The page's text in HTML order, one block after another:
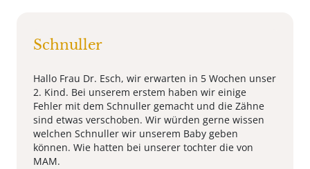
Schnuller
Hallo Frau Dr. Esch, wir erwarten in 5 Wochen unser
2. Kind. Bei unserem erstem haben wir einige
Fehler mit dem Schnuller gemacht und die Zähne
sind etwas verschoben. Wir würden gerne wissen
welchen Schnuller wir unserem Baby geben
können. Wie hatten bei unserer tochter die von
MAM.